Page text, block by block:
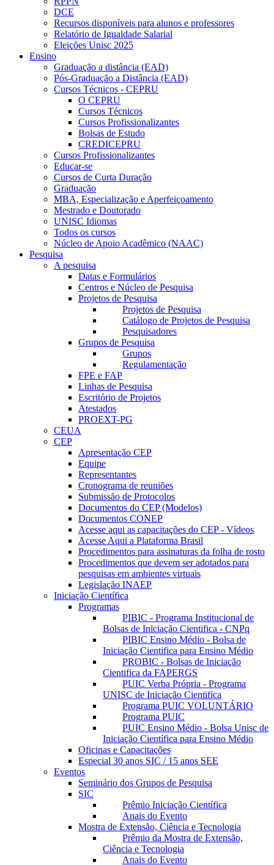
DCE
Recursos disponíveis para alunos e professores
Relatório de Igualdade Salarial
Eleições Unisc 2025
Ensino
Graduação a distância (EAD)
Pós-Graduação a Distância (EAD)
Cursos Técnicos - CEPRU
O CEPRU
Cursos Técnicos
Cursos Profissionalizantes
Bolsas de Estudo
CREDICEPRU
Cursos Profissionalizantes
Educar-se
Cursos de Curta Duração
Graduação
MBA, Especialização e Aperfeiçoamento
Mestrado e Doutorado
UNISC Idiomas
Todos os cursos
Núcleo de Apoio Acadêmico (NAAC)
Pesquisa
A pesquisa
Datas e Formulários
Centros e Núcleo de Pesquisa
Projetos de Pesquisa
Projetos de Pesquisa
Catálogo de Projetos de Pesquisa
Pesquisadores
Grupos de Pesquisa
Grupos
Regulamentação
FPE e FAP
Linhas de Pesquisa
Escritório de Projetos
Atestados
PROEXT-PG
CEUA
CEP
Apresentação CEP
Equipe
Representantes
Cronograma de reuniões
Submissão de Protocolos
Documentos do CEP (Modelos)
Documentos CONEP
Acesse aqui as capacitações do CEP - Vídeos
Acesse Aqui a Plataforma Brasil
Procedimentos para assinaturas da folha de rosto
Procedimentos que devem ser adotados para
pesquisas em ambientes virtuais
Legislação INAEP
Iniciação Científica
Programas
PIBIC - Programa Institucional de
Bolsas de Iniciação Cientifica - CNPq
PIBIC Ensino Médio - Bolsa de
Iniciação Cientifica para Ensino Médio
PROBIC - Bolsas de Iniciação
Cientifica da FAPERGS
PUIC Verba Própria - Programa
UNISC de Iniciação Cientifica
Programa PUIC VOLUNTÁRIO
Programa PUIC
PUIC Ensino Médio - Bolsa Unisc de
Iniciação Científica para Ensino Médio
Oficinas e Capacitações
Especial 30 anos SIC / 15 anos SEE
Eventos
Seminário dos Grupos de Pesquisa
SIC
Prêmio Iniciação Científica
Anais do Evento
Mostra de Extensão, Ciência e Tecnologia
Prêmio da Mostra de Extensão,
Ciência e Tecnologia
Anais do Evento